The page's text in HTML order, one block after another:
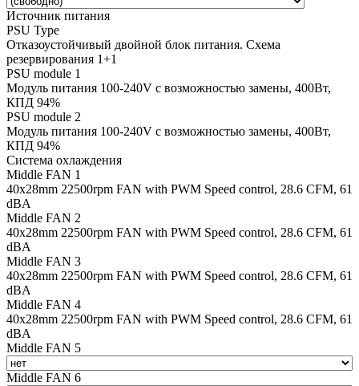
Источник питания
PSU Type
Отказоустойчивый двойной блок питания. Схема
резервирования 1+1
PSU module 1
Модуль питания 100-240V с возможностью замены, 400Вт,
КПД 94%
PSU module 2
Модуль питания 100-240V с возможностью замены, 400Вт,
КПД 94%
Система охлаждения
Middle FAN 1
40х28mm 22500rpm FAN with PWM Speed control, 28.6 CFM, 61
dBA
Middle FAN 2
40х28mm 22500rpm FAN with PWM Speed control, 28.6 CFM, 61
dBA
Middle FAN 3
40х28mm 22500rpm FAN with PWM Speed control, 28.6 CFM, 61
dBA
Middle FAN 4
40х28mm 22500rpm FAN with PWM Speed control, 28.6 CFM, 61
dBA
Middle FAN 5
Middle FAN 6